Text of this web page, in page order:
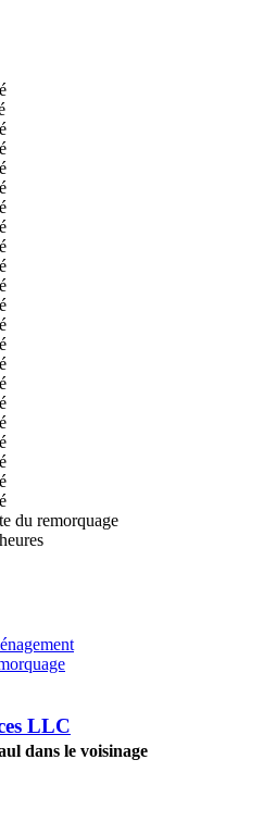
du remorquage
LLC
dans le voisinage